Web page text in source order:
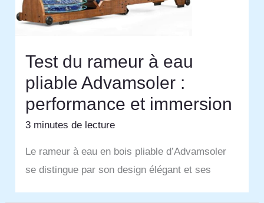
Test du rameur à eau
pliable Advamsoler :
performance et immersion
3 minutes de lecture
Le rameur à eau en bois pliable d’Advamsoler
se distingue par son design élégant et ses